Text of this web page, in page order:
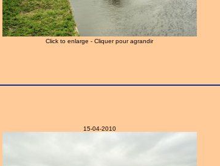
Click to enlarge - Cliquer pour agrandir
15-04-2010